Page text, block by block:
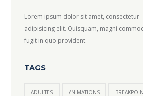
Lorem ipsum dolor sit amet, consectetur
adipisicing elit. Quisquam, magni
fugit in quo provident.
TAGS
ADULTES ANIMATIONS